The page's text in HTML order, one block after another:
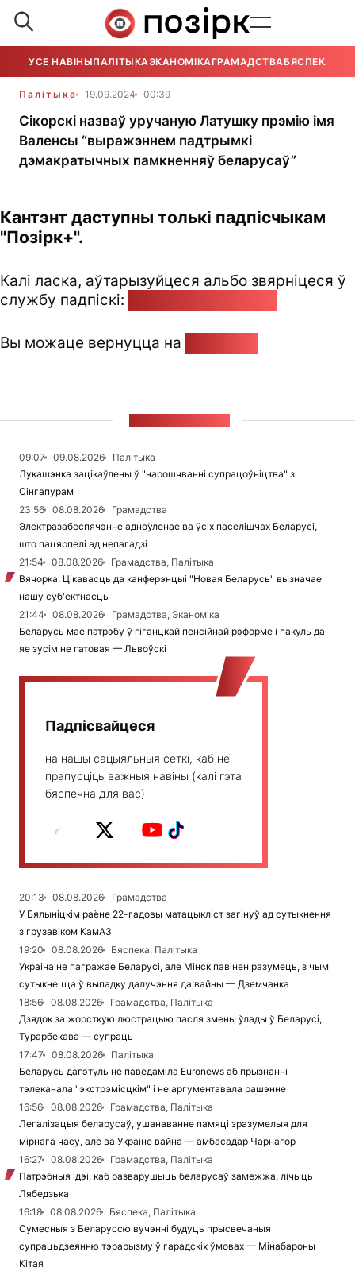
УСЕ НАВІНЫПАЛІТЫКАЭКАНОМІКАГРАМАДСТВАБЯСПЕКА
Палітыка 19.09.2024 00:39
Сікорскі назваў уручаную Латушку прэмію імя
Валенсы “выражэннем падтрымкі
дэмакратычных памкненняў беларусаў”
Кантэнт даступны толькі падпісчыкам
"Позірк+".
Калі ласка, аўтарызуйцеся альбо звярніцеся ў
службу падпіскі:
Вы можаце вернуцца на
09:07 09.08.2026
Палітыка
Лукашэнка зацікаўлены ў "нарошчванні супрацоўніцтва" з
Сінгапурам
23:56
08.08.2026
Грамадства
Электразабеспячэнне адноўленае ва ўсіх паселішчах Беларусі,
што пацярпелі ад непагадзі
21:54
08.08.2026
Грамадства, Палітыка
Вячорка: Цікавасць да канферэнцыі "Новая Беларусь" вызначае
нашу суб'ектнасць
21:44
08.08.2026
Грамадства, Эканоміка
Беларусь мае патрэбу ў гіганцкай пенсійнай рэформе і пакуль да
яе зусім не гатовая — Львоўскі
Падпісвайцеся
на нашы сацыяльныя сеткі, каб не
прапусціць важныя навіны (калі гэта
бяспечна для вас)
20:13 08.08.2026
Грамадства
У Бялыніцкім раёне 22-гадовы матацыкліст загінуў ад сутыкнення
з грузавіком КамАЗ
19:20
08.08.2026
Бяспека, Палітыка
Украіна не пагражае Беларусі, але Мінск павінен разумець, з чым
сутыкнецца ў выпадку далучэння да вайны — Дземчанка
18:56
08.08.2026
Грамадства, Палітыка
Дзядок за жорсткую люстрацыю пасля змены ўлады ў Беларусі,
Турарбекава — супраць
17:47
08.08.2026
Палітыка
Беларусь дагэтуль не паведаміла Euronews аб прызнанні
тэлеканала "экстрэмісцкім" і не аргументавала рашэнне
16:56
08.08.2026
Грамадства, Палітыка
Легалізацыя беларусаў, ушанаванне памяці зразумелыя для
мірнага часу, але ва Украіне вайна — амбасадар Чарнагор
16:27
08.08.2026
Грамадства, Палітыка
Патрэбныя ідэі, каб разварушыць беларусаў замежжа, лічыць
Лябедзька
16:18
08.08.2026
Бяспека, Палітыка
Сумесныя з Беларуссю вучэнні будуць прысвечаныя
супрацьдзеянню тэрарызму ў гарадскіх ўмовах — Мінабароны
Кітая